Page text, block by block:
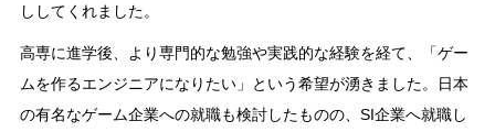
ししてくれました。
高専に進学後、より専門的な勉強や実践的な経験を経て、「ゲー
ムを作るエンジニアになりたい」という希望が湧きました。日本
の有名なゲーム企業への就職も検討したものの、SI企業へ就職し